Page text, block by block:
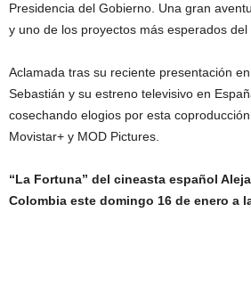
Presidencia del Gobierno. Una gran
y uno de los proyectos más esperados del
Aclamada tras su reciente presentación
Sebastián y su estreno televisivo en
cosechando elogios por esta
Movistar+ y MOD Pictures.
“La Fortuna” del cineasta español
Colombia este domingo 16 de enero a